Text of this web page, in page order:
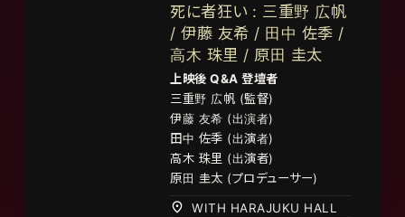
死に者狂い : 三重野 広帆
/ 伊藤 友希 / 田中 佐季 /
高木 珠里 / 原田 圭太
上映後 Q&A登壇者
三重野 広帆 (監督)
伊藤 友希 (出演者)
田中 佐季 (出演者)
高木 珠里 (出演者)
原田 圭太 (プロデューサー)
WITH HARAJUKU HALL